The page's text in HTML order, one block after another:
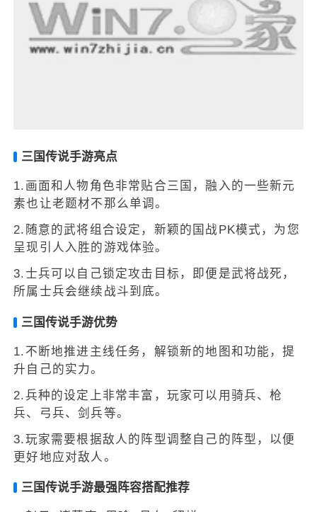
三国传说手游亮点
1.画面和人物角色非常贴合三国，融入的一些新元
素也让老题材不那么单调。
2.随意的武将组合设定，新颖的国战PK模式，为您
呈现引人入胜的游戏体验。
3.士兵可以自己锁定攻击目标，即便是武将战死，
所属士兵会继续战斗到底。
三国传说手游优势
1.不断地推进主线任务，解锁新的地图和功能，提
升自己的实力。
2.兵种的设定上非常丰富，玩家可以用骑兵、枪
兵、弓兵、剑兵等。
3.玩家需要根据敌人的阵型调整自己的阵型，以便
更好地应对敌人。
三国传说手游最强阵容搭配推荐